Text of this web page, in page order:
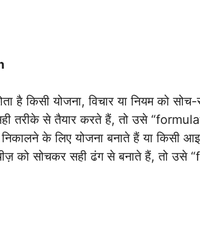
है किसी योजना, विचार या नियम को
तरीके से तैयार करते हैं, तो उसे
के लिए योजना बनाते हैं या किसी
को सोचकर सही ढंग से बनाते हैं, तो उसे